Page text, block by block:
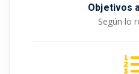
Objetivos
Según lo